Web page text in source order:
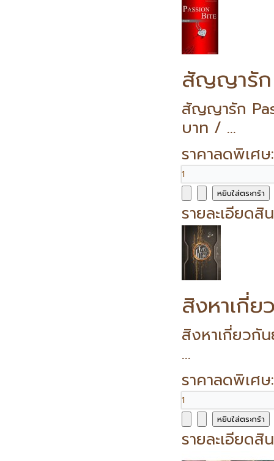
สัญญารัก
สัญญารัก
บาท / ...
ราคาลดพิเศ
รายละเอียดสิ
สิงหาเกี่
สิงหาเกี่ยวกั
...
ราคาลดพิเศ
รายละเอียดสิ